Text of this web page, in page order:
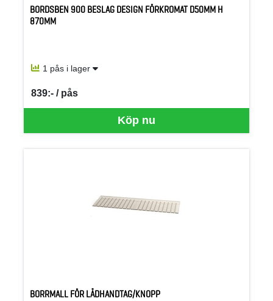
BORDSBEN 900 BESLAG DESIGN FÖRKROMAT D50MM H
870MM
1 pås i lager
Köp nu
839:- / pås
SEK per PÅS
BORRMALL FÖR LÅDHANDTAG/KNOPP